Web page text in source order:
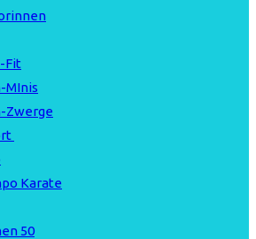
Fit
MInis
Zwerge
Karate
50